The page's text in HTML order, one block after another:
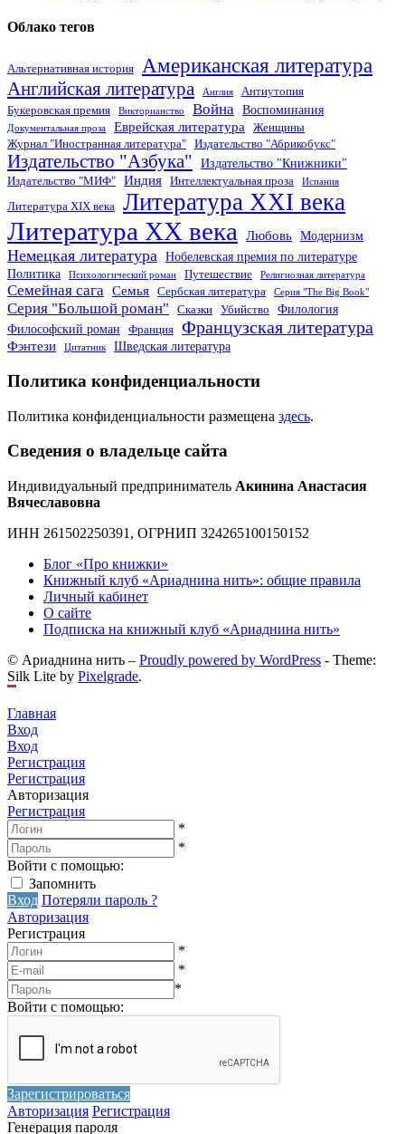
Облако тегов
Альтернативная история Американская литература
Английская литература Англия
Антиутопия
Букеровская премия
Викторианство Война Воспоминания
Документальная проза Еврейская литература
Женщины
Журнал "Иностранная литература"
Издательство "Абрикобукс"
Издательство "Азбука" Издательство "Книжники"
Издательство "МИФ" Индия Интеллектуальная проза Испания
Литература XIX века Литература XXI века
Литература XX века Любовь Модернизм
Немецкая литература Нобелевская премия по литературе
Политика
Психологический роман Путешествие Религиозная литература
Семейная сага Семья Сербская литература Серия "The Big Book"
Серия "Большой роман" Сказки Убийство
Филология
Философский роман
Франция Французская литература
Фэнтези Цитатник Шведская литература
Политика конфиденциальности
Политика конфиденциальности размещена здесь.
Сведения о владельце сайта
Индивидуальный предприниматель Акинина Анастасия
Вячеславовна
ИНН 261502250391, ОГРНИП 324265100150152
Блог «Про книжки»
Книжный клуб «Ариаднина нить»: общие правила
Личный кабинет
О сайте
Подписка на книжный клуб «Ариаднина нить»
© Ариаднина нить – Proudly powered by WordPress - Theme:
Silk Lite by Pixelgrade.
Главная
Вход
Вход
Регистрация
Регистрация
Авторизация
Регистрация
*
*
Войти с помощью:
Запомнить
Вход Потеряли пароль ?
Авторизация
Регистрация
*
*
*
Войти с помощью:
Зарегистрироваться
Авторизация Регистрация
Генерация пароля